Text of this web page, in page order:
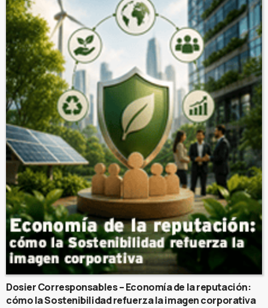
Dosier Corresponsables – Economía de la reputación:
cómo la Sostenibilidad refuerza la imagen corporativa